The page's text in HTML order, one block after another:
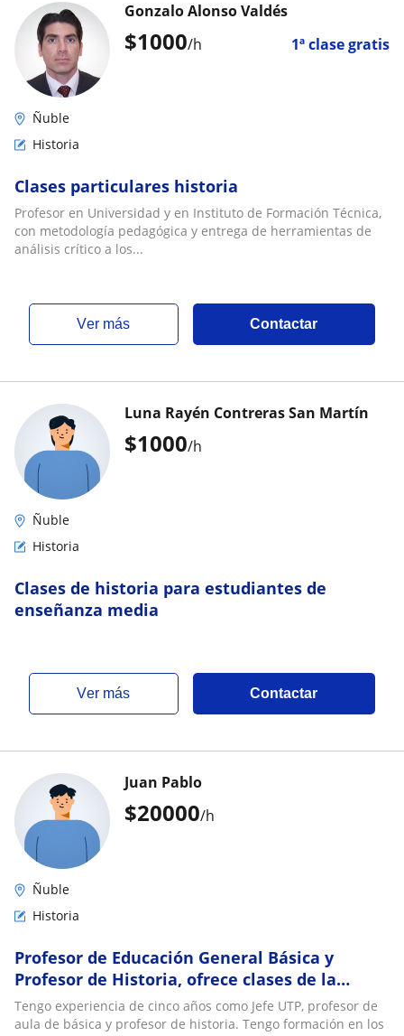
$1000/h 1ª clase gratis
Gonzalo Alonso Valdés
Ñuble
Historia
Clases particulares historia
Profesor en Universidad y en Instituto de Formación Técnica,
con metodología pedagógica y entrega de herramientas de
análisis crítico a los...
ver más Contactar
$1000/h
Luna Rayén Contreras San Martín
Ñuble
Historia
Clases de historia para estudiantes de
enseñanza media
ver más Contactar
$20000/h
Juan Pablo
Ñuble
Historia
Profesor de Educación General Básica y
Profesor de Historia, ofrece clases de la
asignatura de historia para impartir en
niveles de básica y media
Tengo experiencia de cinco años como Jefe UTP, profesor de
aula de básica y profesor de historia. Tengo formación en los